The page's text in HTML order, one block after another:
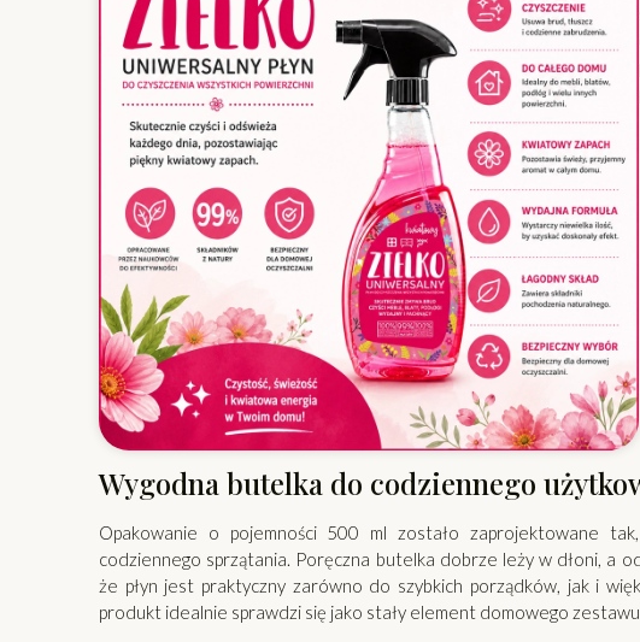
Wygodna butelka do codziennego
Opakowanie o pojemności 500 ml zostało zaprojektowane
codziennego sprzątania. Poręczna butelka dobrze leży w dłoni, a
że płyn jest praktyczny zarówno do szybkich porządków, jak i
produkt idealnie sprawdzi się jako stały element domowego